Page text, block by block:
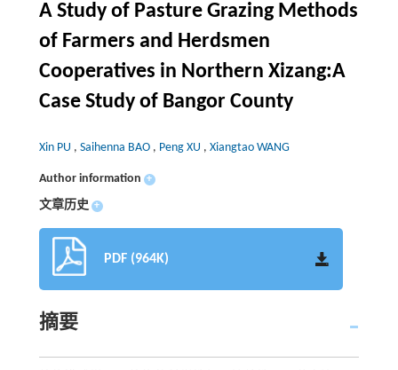
A Study of Pasture Grazing Methods
of Farmers and Herdsmen
Cooperatives in Northern Xizang:A
Case Study of Bangor County
Xin PU , Saihenna BAO , Peng XU , Xiangtao WANG
Author information +
文章历史 +
PDF (964K)
摘要